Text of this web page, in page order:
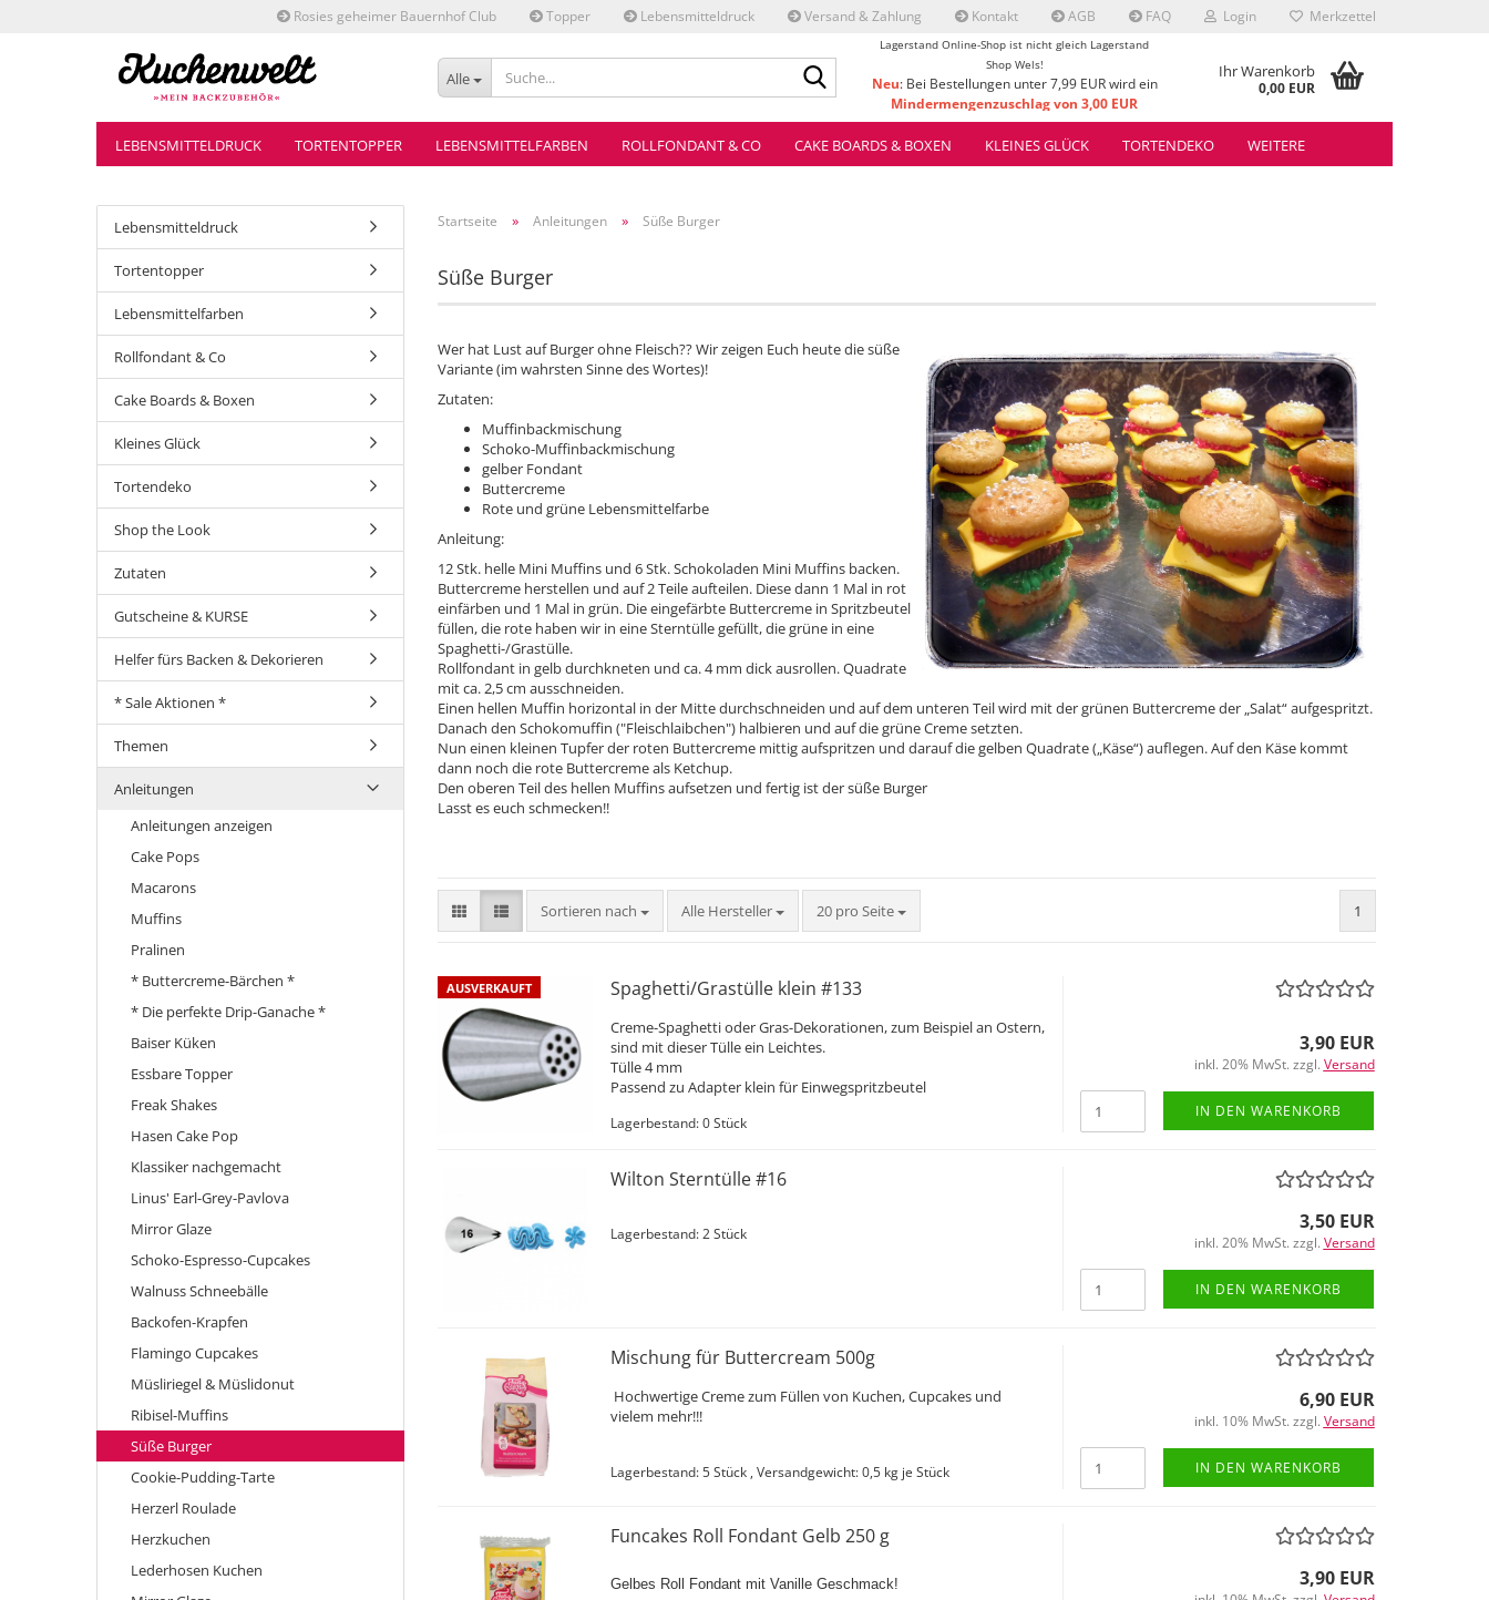
Rosies geheimer Bauernhof Club Topper Lebensmitteldruck Versand & Zahlung Kontakt AGB FAQ Login Merkzettel
Alle
Lagerstand Online-Shop ist nicht gleich Lagerstand
Shop Wels!
Neu: Bei Bestellungen unter 7,99 EUR wird ein
Mindermengenzuschlag von 3,00 EUR
verrechnet.
Ihr Warenkorb
0,00 EUR
LEBENSMITTELDRUCK TORTENTOPPER LEBENSMITTELFARBEN ROLLFONDANT & CO CAKE BOARDS & BOXEN KLEINES GLÜCK TORTENDEKO WEITERE
Startseite » Anleitungen » Süße Burger
Süße Burger
Wer hat Lust auf Burger ohne Fleisch?? Wir zeigen Euch heute die süße
Variante (im wahrsten Sinne des Wortes)!
Zutaten:
Muffinbackmischung
Schoko-Muffinbackmischung
gelber Fondant
Buttercreme
Rote und grüne Lebensmittelfarbe
Anleitung:
12 Stk. helle Mini Muffins und 6 Stk. Schokoladen Mini Muffins backen.
Buttercreme herstellen und auf 2 Teile aufteilen. Diese dann 1 Mal in rot
einfärben und 1 Mal in grün. Die eingefärbte Buttercreme in Spritzbeutel
füllen, die rote haben wir in eine Sterntülle gefüllt, die grüne in eine
Spaghetti-/Grastülle.
Rollfondant in gelb durchkneten und ca. 4 mm dick ausrollen. Quadrate
mit ca. 2,5 cm ausschneiden.
Einen hellen Muffin horizontal in der Mitte durchschneiden und auf dem unteren Teil wird mit der grünen Buttercreme der „Salat“ aufgespritzt.
Danach den Schokomuffin ("Fleischlaibchen") halbieren und auf die grüne Creme setzten.
Nun einen kleinen Tupfer der roten Buttercreme mittig aufspritzen und darauf die gelben Quadrate („Käse“) auflegen. Auf den Käse kommt
dann noch die rote Buttercreme als Ketchup.
Den oberen Teil des hellen Muffins aufsetzen und fertig ist der süße Burger
Lasst es euch schmecken!!
Sortieren nach
Sortieren nach Alle Hersteller 20 pro Seite
pro Seite 1
AUSVERKAUFT Spaghetti/Grastülle klein #133
Creme-Spaghetti oder Gras-Dekorationen, zum Beispiel an Ostern,
sind mit dieser Tülle ein Leichtes.
Tülle 4 mm
Passend zu Adapter klein für Einwegspritzbeutel
Lagerbestand: 0 Stück
3,90 EUR
inkl. 20% MwSt. zzgl. Versand
IN DEN WARENKORB
Wilton Sterntülle #16
Lagerbestand: 2 Stück
3,50 EUR
inkl. 20% MwSt. zzgl. Versand
IN DEN WARENKORB
Mischung für Buttercream 500g
Hochwertige Creme zum Füllen von Kuchen, Cupcakes und
vielem mehr!!!
Lagerbestand: 5 Stück , Versandgewicht:0,5kg je Stück
6,90 EUR
inkl. 10% MwSt. zzgl. Versand
IN DEN WARENKORB
Funcakes Roll Fondant Gelb 250 g
Gelbes Roll Fondant mit Vanille Geschmack! 3,90 EUR
Lebensmitteldruck
Tortentopper
Lebensmittelfarben
Rollfondant & Co
Cake Boards & Boxen
Kleines Glück
Tortendeko
Shop the Look
Zutaten
Gutscheine & KURSE
Helfer fürs Backen & Dekorieren
* Sale Aktionen *
Themen
Anleitungen
Anleitungen anzeigen
Cake Pops
Macarons
Muffins
Pralinen
* Buttercreme-Bärchen *
* Die perfekte Drip-Ganache *
Baiser Küken
Essbare Topper
Freak Shakes
Hasen Cake Pop
Klassiker nachgemacht
Linus' Earl-Grey-Pavlova
Mirror Glaze
Schoko-Espresso-Cupcakes
Walnuss Schneebälle
Backofen-Krapfen
Flamingo Cupcakes
Müsliriegel & Müslidonut
Ribisel-Muffins
Süße Burger
Cookie-Pudding-Tarte
Herzerl Roulade
Herzkuchen
Lederhosen Kuchen